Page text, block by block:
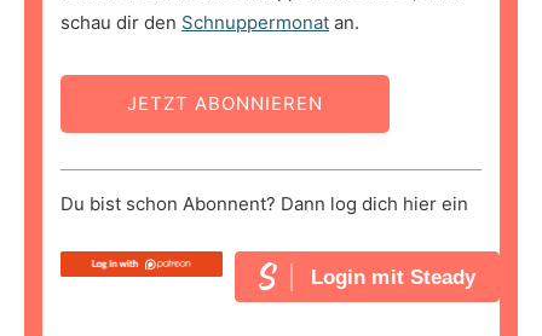
schau dir den Schnuppermonat an.
JETZT ABONNIEREN
Du bist schon Abonnent? Dann log dich hier ein
Login mit Steady